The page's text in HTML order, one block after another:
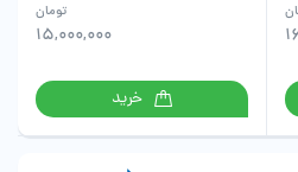
15,000,000
تومان
خرید